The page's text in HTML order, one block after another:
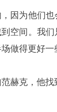
，因为他们
空间。我
做得更好一
范赫克，他